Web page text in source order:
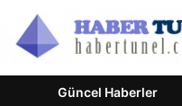
Güncel Haberler